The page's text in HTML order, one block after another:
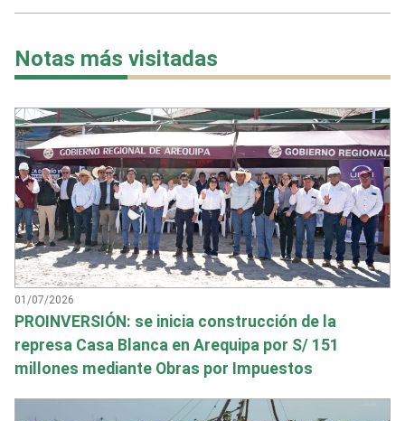
Notas más visitadas
01/07/2026
PROINVERSIÓN: se inicia construcción de la
represa Casa Blanca en Arequipa por S/ 151
millones mediante Obras por Impuestos